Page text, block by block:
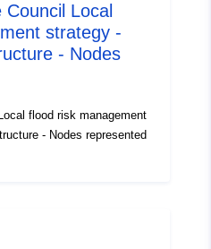
Local
strategy -
- Nodes
flood risk management
- Nodes represented